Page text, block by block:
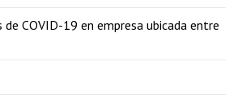
COVID-19 en empresa ubicada entre